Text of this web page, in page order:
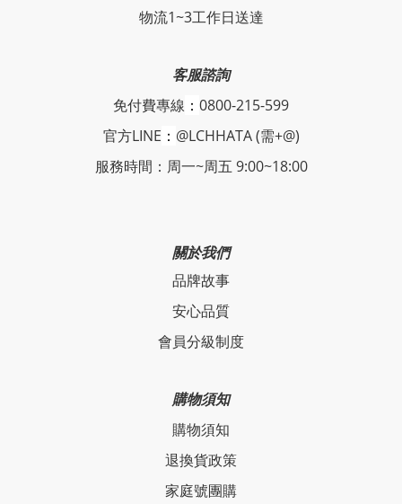
物流1~3工作日送達
客服諮詢
免付費專線 ： 0800-215-599
官方LINE ： @LCHHATA (需+@)
服務時間：周一~周五 9:00~18:00
關於我們
品牌故事
安心品質
會員分級制度
購物須知
購物須知
退換貨政策
家庭號團購